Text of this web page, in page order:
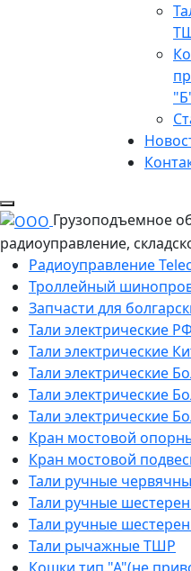
Грузоподъемное
радиоуправление,
Радиоуправление
Троллейный
Запчасти для
Тали электрические
Тали электрические
Тали электрические
Тали электрические
Тали электрические
Кран мостовой
Кран мостовой
Тали ручные
Тали ручные
Тали ручные
Тали рычажные ТШР